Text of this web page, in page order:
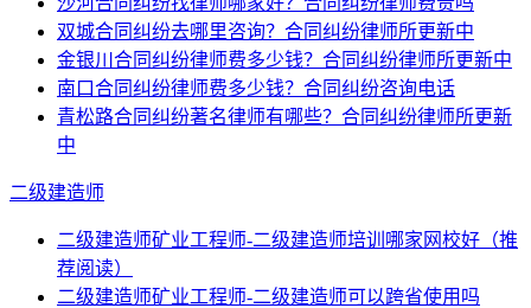
双城合同纠纷去哪里咨询？合同纠纷律师所更新中
金银川合同纠纷律师费多少钱？合同纠纷律师所更新中
南口合同纠纷律师费多少钱？合同纠纷咨询电话
青松路合同纠纷著名律师有哪些？合同纠纷律师所更新
中
二级建造师
二级建造师矿业工程师-二级建造师培训哪家网校好（推
荐阅读）
二级建造师矿业工程师-二级建造师可以跨省使用吗